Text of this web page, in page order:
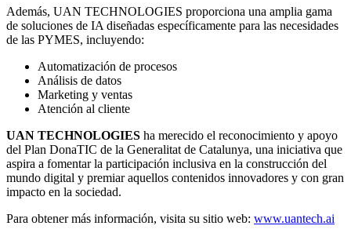
Además, UAN TECHNOLOGIES proporciona una amplia gama
de soluciones de IA diseñadas específicamente para las necesidades
de las PYMES, incluyendo:
Automatización de procesos
Análisis de datos
Marketing y ventas
Atención al cliente
UAN TECHNOLOGIES ha merecido el reconocimiento y apoyo
del Plan DonaTIC de la Generalitat de Catalunya, una iniciativa que
aspira a fomentar la participación inclusiva en la construcción del
mundo digital y premiar aquellos contenidos innovadores y con gran
impacto en la sociedad.
Para obtener más información, visita su sitio web: www.uantech.ai